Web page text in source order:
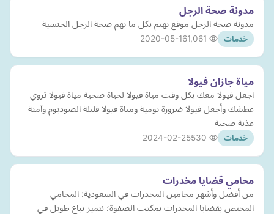
مدونة صحة الرجل
مدونة صحة الرجل موقع يهتم بكل ما يهم صحة الرجل الجنسية
خدمات 2020-05-16
مياة جازان فيولا
اجعل فيولا معك بكل وقت مياة فيولا لحياة صحية مياة فيولا تروي
عطشك وأجعل فيولا ضرورة يومية ومياة فيولا قليلة الصوديوم وآمنة
عذبة صحية
خدمات 2024-02-25
محامي قضايا مخدرات
من أفضل وأشهر محامين المخدرات في السعودية: المحامي
المختص بقضايا المخدرات بمكتب الصفوة؛ نتميز بباعٍ طويل في